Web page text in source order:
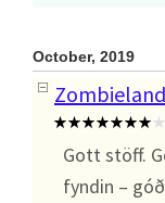
October, 2019
Gott stöff.
fyndin –